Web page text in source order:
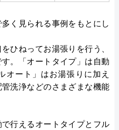
く見られる事例をもとにし
ひねってお湯張りを行う、
。「オートタイプ」は自動
オート」はお湯張りに加え
洗浄などのさまざまな機能
行えるオートタイプとフル